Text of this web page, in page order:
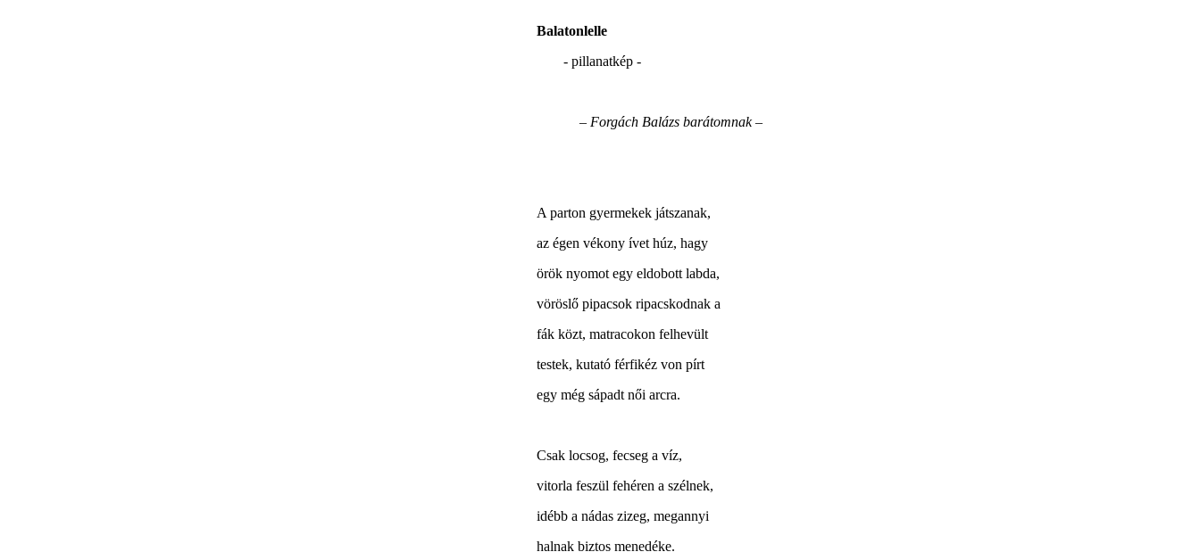
Balatonlelle
- pillanatkép -
– Forgách Balázs barátomnak –
A parton gyermekek játszanak,
az égen vékony ívet húz, hagy
örök nyomot egy eldobott labda,
vöröslő pipacsok ripacskodnak a
fák közt, matracokon felhevült
testek, kutató férfikéz von pírt
egy még sápadt női arcra.
Csak locsog, fecseg a víz,
vitorla feszül fehéren a szélnek,
idébb a nádas zizeg, megannyi
halnak biztos menedéke.